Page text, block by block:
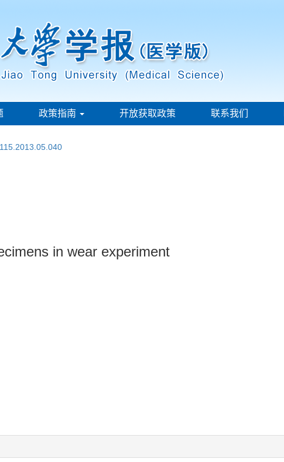
政策指南 开放获取政策 联系我们
in wear experiment